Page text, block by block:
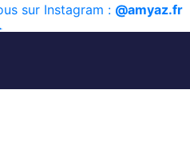
sur Instagram : @amyaz.fr